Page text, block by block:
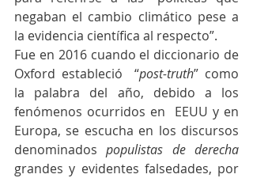
negaban el cambio climático pese a
la evidencia científica al respecto”.
Fue en 2016 cuando el diccionario de
Oxford estableció  “post-truth” como
la palabra del año, debido a los
fenómenos ocurridos en  EEUU y en
Europa, se escucha en los discursos
denominados populistas de derecha
grandes y evidentes falsedades, por